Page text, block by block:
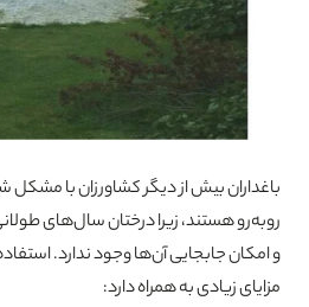
باغداران بیش از دیگر کشاورزان با
روبه‌رو هستند، زیرا درختان سال‌های
و امکان جابجایی آن‌ها وجود ندارد.
مزایای زیادی به همراه دارد: